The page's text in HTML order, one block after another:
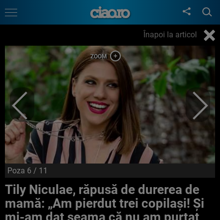
Înapoi la articol
Poza 6 / 11
Tily Niculae, răpusă de durerea de
mamă: „Am pierdut trei copilași! Și